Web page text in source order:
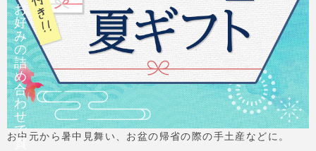
お中元から暑中見舞い、お盆の帰省の際の手土産などに。
お
好
み
の
詰
め
合
わ
せ
で
買